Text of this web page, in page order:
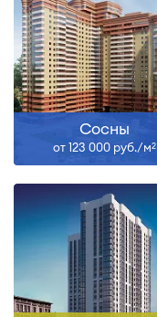
Сосны
от 123 000 руб./м2